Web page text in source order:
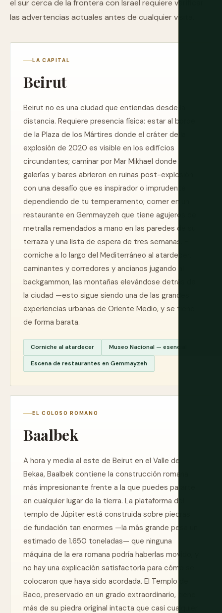
el sur cerca de la frontera con Israel requiere verificar
las advertencias actuales antes de cualquier visita.
LA CAPITAL
Beirut
Beirut no es una ciudad que entiendas desde la
distancia. Requiere presencia física: estar al borde
de la Plaza de los Mártires donde el cráter de la
explosión de 2020 es visible en los edificios
circundantes; caminar por Mar Mikhael donde
galerías y bares abrieron en ruinas post-explosión
con una desafío que es inspirador o imprudente
dependiendo de tu temperamento; comer en un
restaurante en Gemmayzeh que tiene agujeros de
metralla remendados a mano en las paredes de su
terraza y una lista de espera de tres semanas. El
corniche a lo largo del Mediterráneo al atardecer,
caminantes y corredores y ancianos jugando al
backgammon, las montañas elevándose detrás de
la ciudad —esto sigue siendo una de las grandes
experiencias urbanas de Oriente Medio, y se tiene
de forma barata.
Corniche al atardecer Museo Nacional — esencial
Escena de restaurantes en Gemmayzeh
EL COLOSO ROMANO
Baalbek
A hora y media al este de Beirut en el Valle de
Bekaa, Baalbek contiene la construcción romana
más impresionante frente a la que puedes pararte
en cualquier lugar de la tierra. La plataforma del
templo de Júpiter está construida sobre piedras
de fundación tan enormes —la más grande pesa un
estimado de 1.650 toneladas— que ninguna
máquina de la era romana podría haberlas movido, y
no hay una explicación satisfactoria para cómo se
colocaron que haya sido acordada. El Templo de
Baco, preservado en un grado extraordinario, tiene
más de su piedra original intacta que casi cualquier